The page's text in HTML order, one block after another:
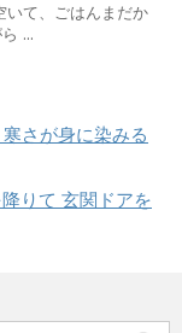
いて、ごはんまだか
...
さが身に染みる
りて 玄関ドアを